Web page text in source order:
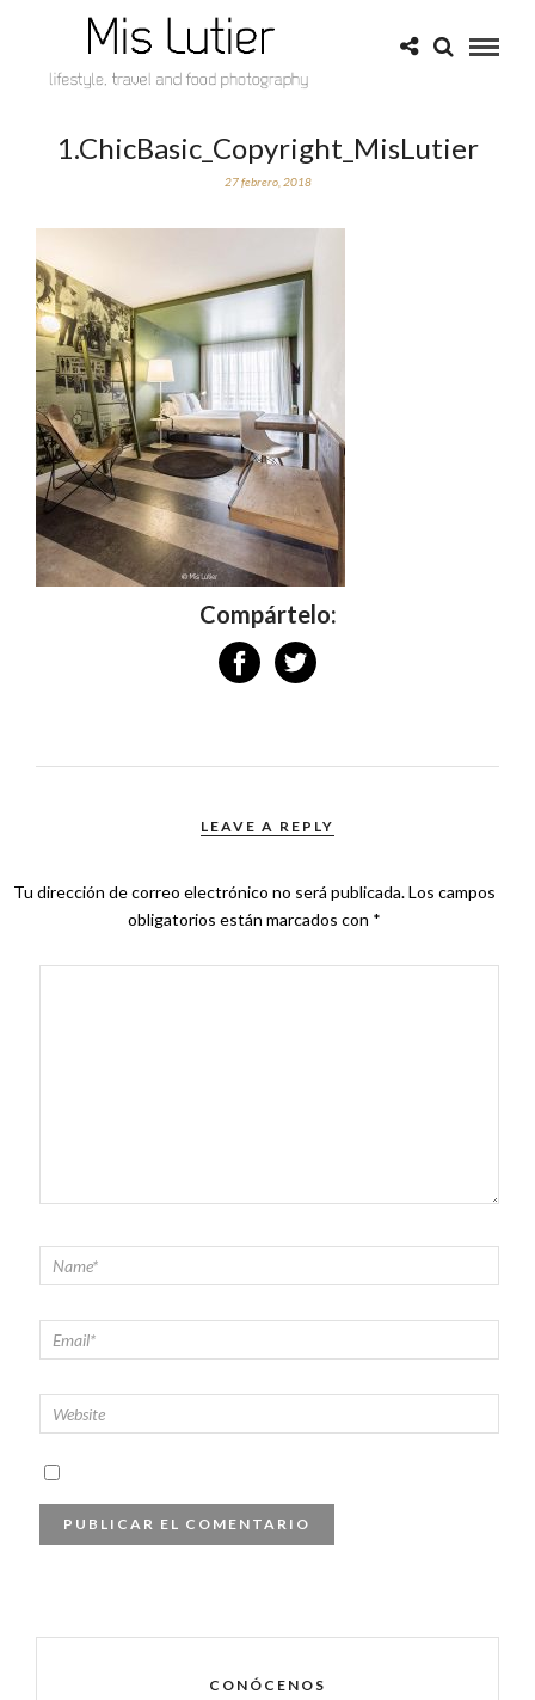
1.ChicBasic_Copyright_MisLutier
27 febrero, 2018
Compártelo:
LEAVE A REPLY
Tu dirección de correo electrónico no será publicada.Los campos
obligatorios están marcados con *
CONÓCENOS